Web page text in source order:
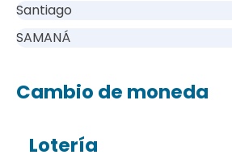
Santiago
SAMANÁ
Cambio de moneda
Lotería